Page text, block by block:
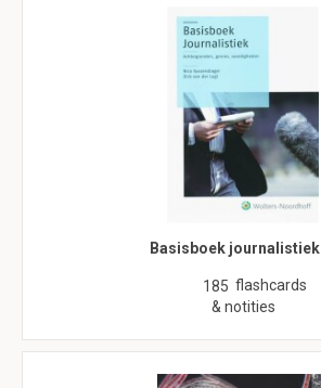
Basisboek journalistiek
185 flashcards
& notities